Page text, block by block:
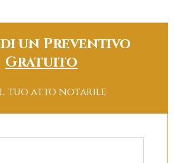
un Preventivo
Gratuito
tuo atto notarile